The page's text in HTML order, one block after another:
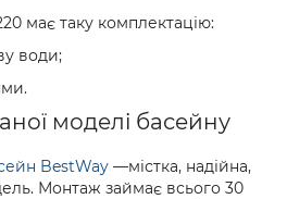
має таку комплектацію:
води;
моделі басейну
BestWay —містка, надійна,
Монтаж займає всього 30